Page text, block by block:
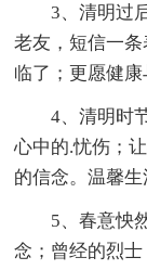
3、清明过
老友，短信一
临了；更愿健康
4、清明时
心中的.忧伤；
的信念。温馨生
5、春意怏
念；曾经的烈